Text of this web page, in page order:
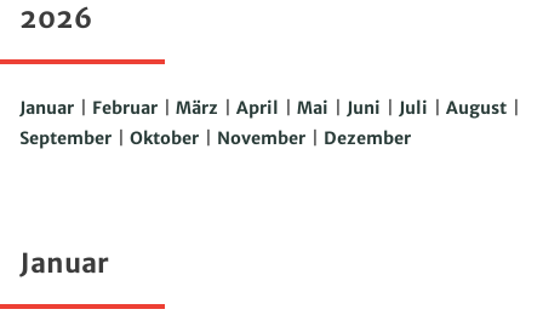
2026
Januar Februar März April Mai Juni Juli August
September
Oktober November Dezember
Januar